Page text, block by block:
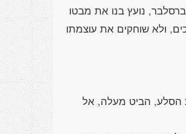
נועץ בנו את מבטו
ולא שוחקים את עוצמתו
הסלע, הביט מעלה, אל